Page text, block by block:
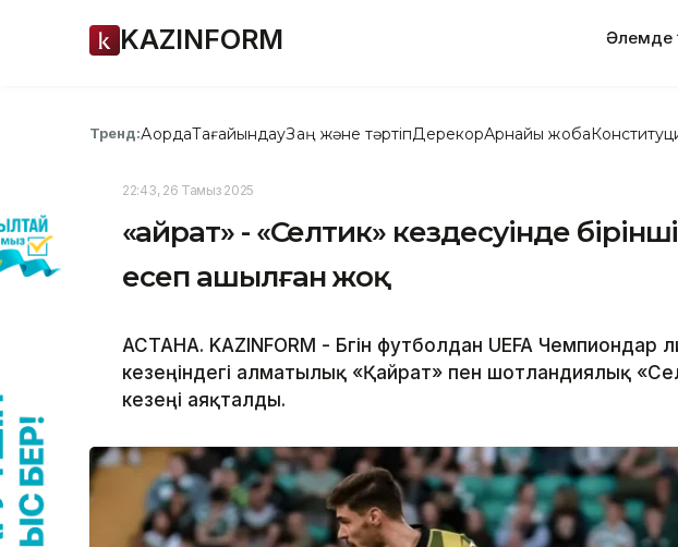
KAZINFORM Әлемде
Тренд:АқордаТағайындауЗаң және тәртіпДерекқорАрнайы жоба
22:43, 26 Тамыз 2025
«Қайрат» - «Селтик» кездесуінде
есеп ашылған жоқ
АСТАНА. KAZINFORM - Бүгін футболдан UEFA Чемпиондар
кезеңіндегі алматылық «Қайрат» пен шотландиялық
кезеңі аяқталды.